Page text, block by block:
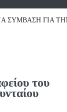
ΓΙΑ ΤΗΝ
του